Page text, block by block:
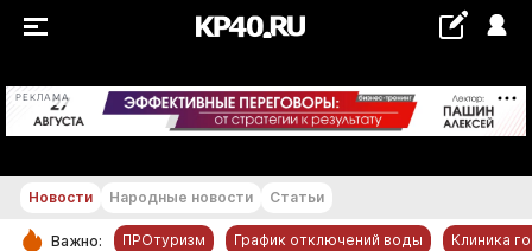
РЕКЛАМА +28...+29 °С
Новости Народные новости Статьи
Важно: ПРОтуризм График отключений воды Клиника